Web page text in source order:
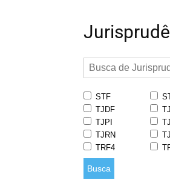
STF
TJDF
TJPI
TJRN
TRF4
Busca